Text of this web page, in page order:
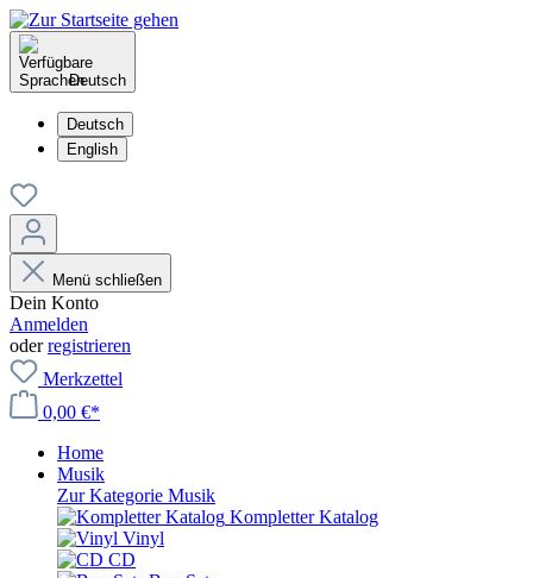
Deutsch
Deutsch
English
Menü schließen
Dein Konto
Anmelden
oderregistrieren
Merkzettel
0,00 €*
Home
Musik
Zur Kategorie Musik
Kompletter Katalog
Vinyl
CD